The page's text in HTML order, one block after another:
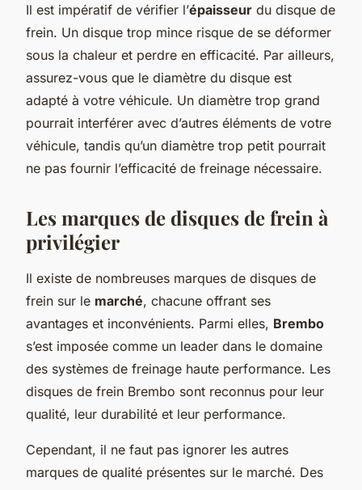
Il est impératif de vérifier l’épaisseur du disque de
frein. Un disque trop mince risque de se déformer
sous la chaleur et perdre en efficacité. Par ailleurs,
assurez-vous que le diamètre du disque est
adapté à votre véhicule. Un diamètre trop grand
pourrait interférer avec d’autres éléments de votre
véhicule, tandis qu’un diamètre trop petit pourrait
ne pas fournir l’efficacité de freinage nécessaire.
Les marques de disques de frein à
privilégier
Il existe de nombreuses marques de disques de
frein sur le marché, chacune offrant ses
avantages et inconvénients. Parmi elles, Brembo
s’est imposée comme un leader dans le domaine
des systèmes de freinage haute performance. Les
disques de frein Brembo sont reconnus pour leur
qualité, leur durabilité et leur performance.
Cependant, il ne faut pas ignorer les autres
marques de qualité présentes sur le marché. Des